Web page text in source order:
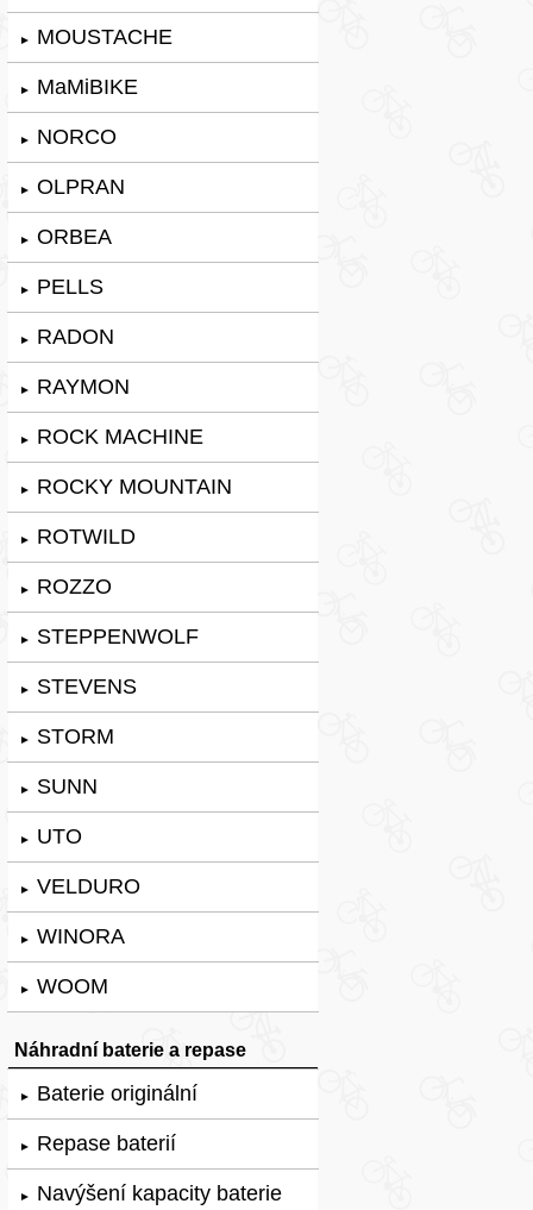
► MOUSTACHE
► MaMiBIKE
► NORCO
► OLPRAN
► ORBEA
► PELLS
► RADON
► RAYMON
► ROCK MACHINE
► ROCKY MOUNTAIN
► ROTWILD
► ROZZO
► STEPPENWOLF
► STEVENS
► STORM
► SUNN
► UTO
► VELDURO
► WINORA
► WOOM
Náhradní baterie a repase
► Baterie originální
► Repase baterií
► Navýšení kapacity baterie